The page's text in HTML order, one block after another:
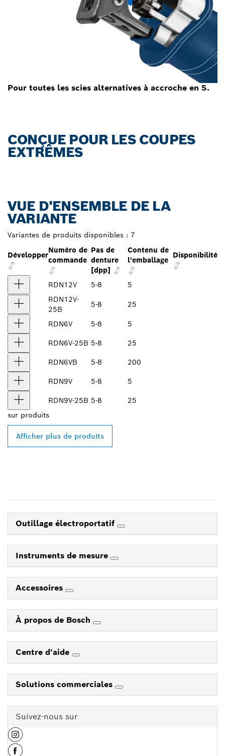
Pour toutes les scies alternatives à accroche en S.
CONÇUE POUR LES COUPES
EXTRÊMES
VUE D'ENSEMBLE DE LA
VARIANTE
Variantes de produits disponibles : 7
Développer
Numéro de
commande
Pas de
denture
[dpp]
Contenu de
l'emballage
Disponibilité
RDN12V 5-8
5
RDN12V-
25B
5-8 25
RDN6V 5-8 5
RDN6V-25B 5-8 25
RDN6VB 5-8 200
RDN9V 5-8 5
RDN9V-25B 5-8
25
sur produits
Afficher plus de produits
Outillage électroportatif
Instruments de mesure
Accessoires
À propos de Bosch
Centre d'aide
Solutions commerciales
Suivez-nous sur